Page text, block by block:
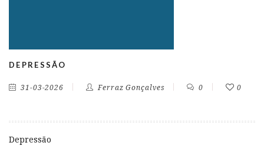
DEPRESSÃO
31-03-2026 Ferraz Gonçalves 0 0
Depressão